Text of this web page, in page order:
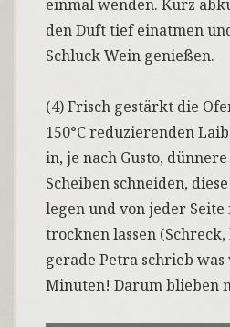
einmal wenden. Kurz
den Duft tief einatmen
Schluck Wein genießen.
(4) Frisch gestärkt die
150°C reduzierenden
in, je nach Gusto,
Scheiben schneiden,
legen und von jeder
trocknen lassen (Schreck,
gerade Petra schrieb was
Minuten! Darum blieben